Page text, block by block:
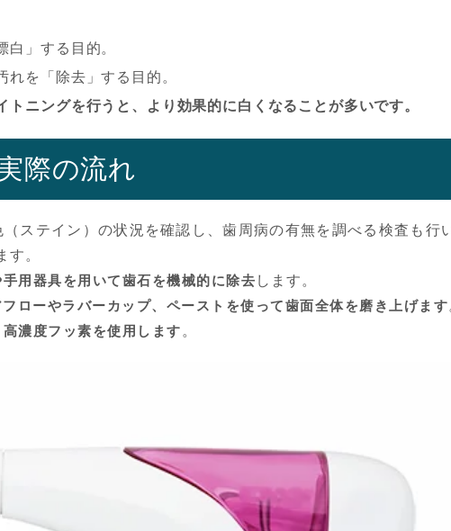
」する目的。
を「除去」する目的。
ニングを行うと、より効果的に白くなることが多いです。
際の流れ
（ステイン）の状況を確認し、歯周病の有無を調べる検査も行
す。
手用器具を用いて歯石を機械的に除去 します。
フローやラバーカップ、ペーストを使って歯面全体を磨き上げます
濃度フッ素を使用します 。